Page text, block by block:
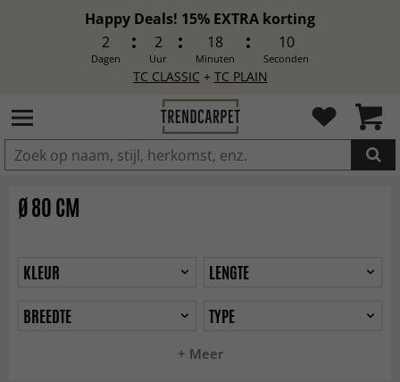
Happy Deals! 15% EXTRA korting
2
Dagen
2
Uur
18
Minuten
9
Seconden
TC CLASSIC + TC PLAIN
Ø 80 CM
+ Meer
KLEUR
LENGTE
BREEDTE
TYPE